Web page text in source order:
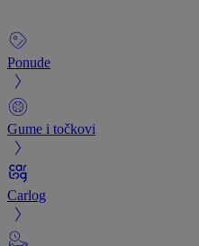
Ponude
Gume i točkovi
Carlog